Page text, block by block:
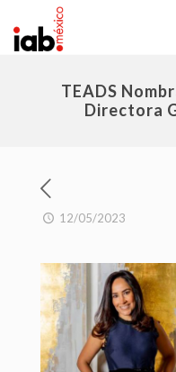
TEADS
Directora
12/05/2023